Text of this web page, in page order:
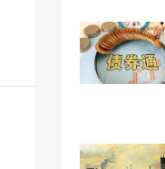
Anupam
司计划通
2022-01-07
Vedanta评
sensex，